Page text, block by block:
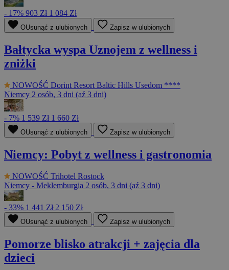
- 17% 903 Zł 1 084 Zł
OUsunąć z ulubionych Zapisz w ulubionych
Bałtycka wyspa Uznojem z wellness i
zniżki
NOWOŚĆ Dorint Resort Baltic Hills Usedom ****
Niemcy 2 osób, 3 dni (aź 3 dni)
- 7% 1 539 Zł 1 660 Zł
OUsunąć z ulubionych Zapisz w ulubionych
Niemcy: Pobyt z wellness i gastronomia
NOWOŚĆ Trihotel Rostock
Niemcy - Meklemburgia 2 osób, 3 dni (aź 3 dni)
- 33% 1 441 Zł 2 150 Zł
OUsunąć z ulubionych Zapisz w ulubionych
Pomorze blisko atrakcji + zajęcia dla
dzieci